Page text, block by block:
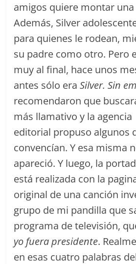
amigos quiere montar una
Además, Silver
para quienes le rodean,
su padre como otro. Pero
muy al final, hace unos
antes sólo eraSilver. Sin
recomendaron que
más llamativo y la agencia
editorial propuso algunos
convencían. Y esa misma
apareció. Y luego, la
está realizada con la
original de una canción
grupo de mi pandilla que
programa de televisión,
yo fuera presidente.
en esas cuatro palabras